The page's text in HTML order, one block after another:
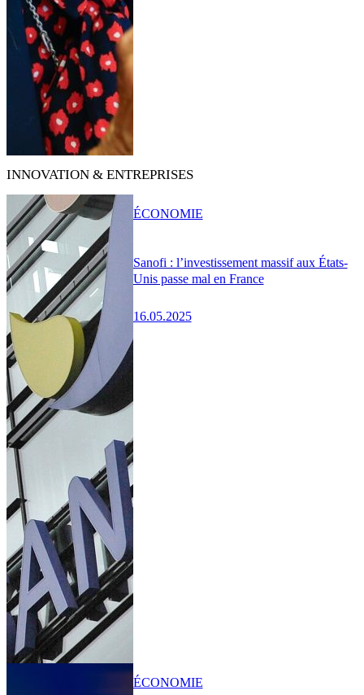
INNOVATION & ENTREPRISES
Sanofi : l’investissement massif aux États-
Unis passe mal en France
16.05.2025
ÉCONOMIE
ÉCONOMIE